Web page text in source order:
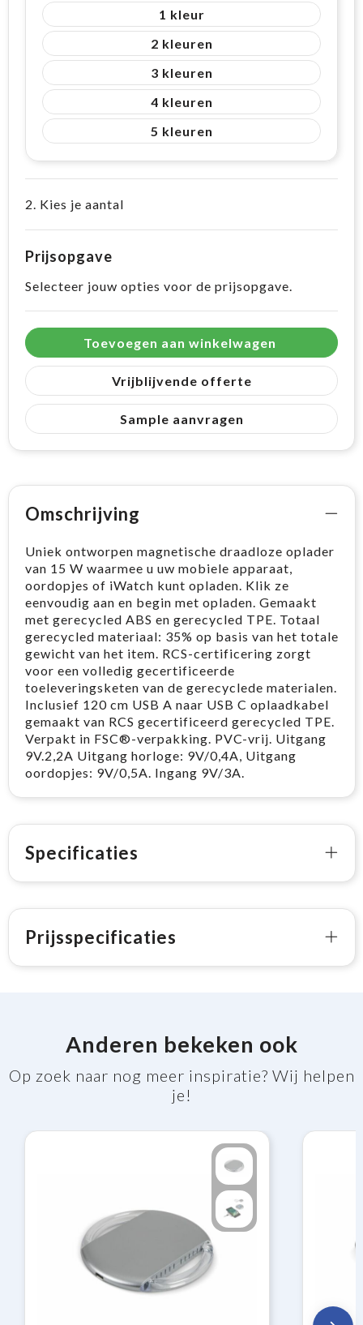
1
2
3
4
5
2. Kies je aantal
Prijsopgave
Selecteer jouw opties voor de prijsopgave.
Toevoegen aan winkelwagen
Vrijblijvende offerte
Sample aanvragen
Omschrijving
Uniek ontworpen magnetische draadloze oplader
van 15 W waarmee u uw mobiele apparaat,
oordopjes of iWatch kunt opladen. Klik ze
eenvoudig aan en begin met opladen. Gemaakt
met gerecycled ABS en gerecycled TPE. Totaal
gerecycled materiaal: 35% op basis van het totale
gewicht van het item. RCS-certificering zorgt
voor een volledig gecertificeerde
toeleveringsketen van de gerecyclede materialen.
Inclusief 120 cm USB A naar USB C oplaadkabel
gemaakt van RCS gecertificeerd gerecycled TPE.
Verpakt in FSC®-verpakking. PVC-vrij. Uitgang
9V.2,2A Uitgang horloge: 9V/0,4A, Uitgang
oordopjes: 9V/0,5A. Ingang 9V/3A.
Specificaties
Prijsspecificaties
Anderen bekeken ook
Op zoek naar nog meer inspiratie? Wij helpen
je!